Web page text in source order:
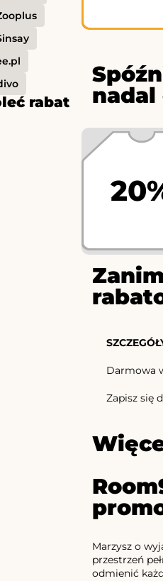
rabat
nadal
Darmowa
Zapisz się
Marzysz o
przestrzeń
odmienić